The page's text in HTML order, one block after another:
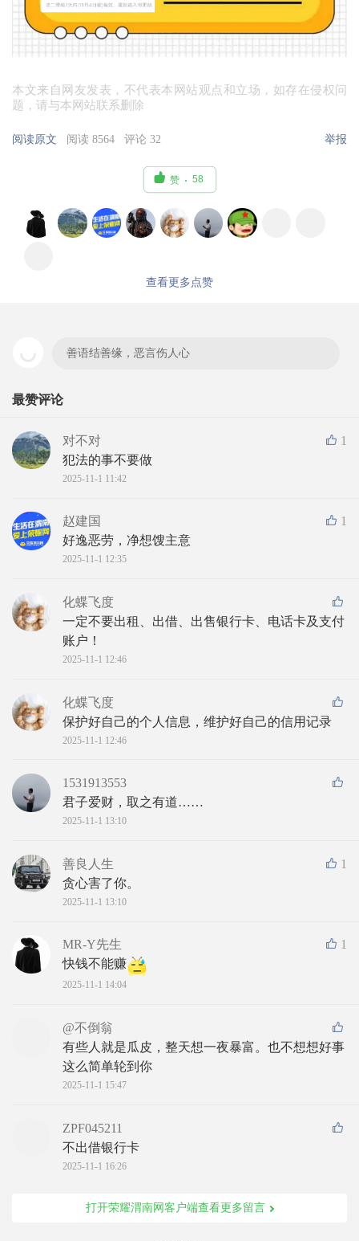
本文来自网友发表，不代表本网站观点和立场，如存在侵权问
题，请与本网站联系删除
阅读原文 阅读 8564 评论 32 举报
 赞 58
查看更多点赞
善语结善缘，恶言伤人心
最赞评论
1
对不对
犯法的事不要做
2025-11-1 11:42
1
赵建国
好逸恶劳，净想馊主意
2025-11-1 12:35
化蝶飞度
一定不要出租、出借、出售银行卡、电话卡及支付
账户！
2025-11-1 12:46
化蝶飞度
保护好自己的个人信息，维护好自己的信用记录
2025-11-1 12:46
1531913553
君子爱财，取之有道……
2025-11-1 13:10
1
善良人生
贪心害了你。
2025-11-1 13:10
1
MR-Y先生
快钱不能赚
2025-11-1 14:04
@不倒翁
有些人就是瓜皮，整天想一夜暴富。也不想想好事
这么简单轮到你
2025-11-1 15:47
ZPF045211
不出借银行卡
2025-11-1 16:26
打开荣耀渭南网客户端查看更多留言